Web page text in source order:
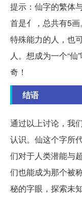
提示：仙字的繁体
首是亻，总共有5
特殊能力的人，也
人。想成为一个“
奇！
结语
通过以上讨论，我
认识。仙这个字所
们对于人类潜能与
们也能成为那个被
秘的字眼，探索未